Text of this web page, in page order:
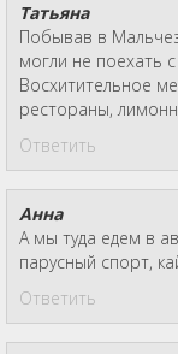
Татьяна
Побывав в
могли не поехать
Восхитительное
рестораны,
Ответить
Анна
А мы туда едем в
парусный спорт,
Ответить